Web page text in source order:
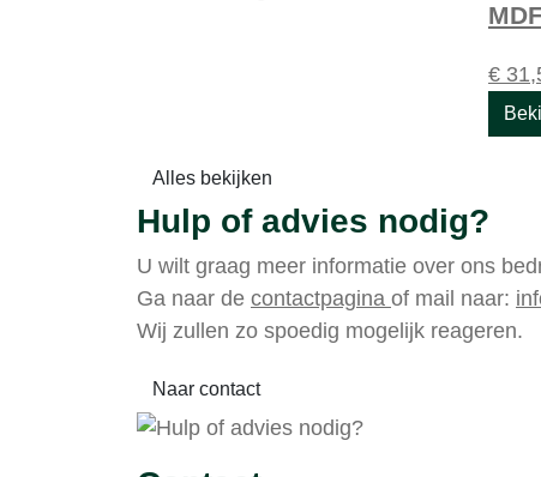
€
Alles bekijken
Hulp of advies nodig?
U wilt graag meer informatie over ons
Ga naar de contactpagina of mail naar:
Wij zullen zo spoedig mogelijk reageren.
Naar contact